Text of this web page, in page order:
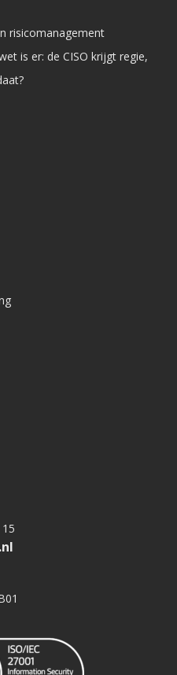
risicomanagement
is er: de CISO krijgt regie,